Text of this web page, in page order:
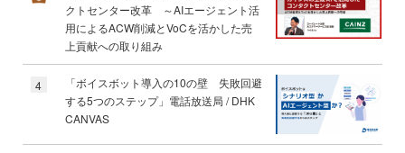
クトセンター改革 ～AIエージェント活
用によるACW削減とVoCを活かした売
上貢献への取り組み
4
「ボイスボット導入の10の壁 失敗回避
する5つのステップ」電話放送局 / DHK
CANVAS